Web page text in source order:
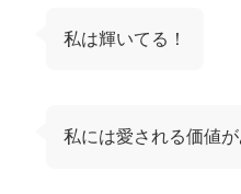
私は輝いてる！
私には愛される価値が